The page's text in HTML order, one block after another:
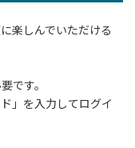
楽しんでいただける
です。
」を入力してログイ